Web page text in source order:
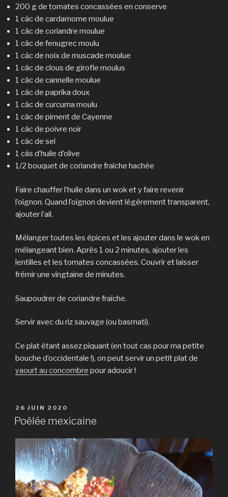
200 g de tomates concassées en conserve
1 càc de cardamome moulue
1 càc de coriandre moulue
1 càc de fenugrec moulu
1 càc de noix de muscade moulue
1 càc de clous de girofle moulus
1 càc de cannelle moulue
1 càc de paprika doux
1 càc de curcuma moulu
1 càc de piment de Cayenne
1 càc de poivre noir
1 càc de sel
1 càs d’huile d’olive
1/2 bouquet de coriandre fraîche hachée
Faire chauffer l’huile dans un wok et y faire revenir
l’oignon. Quand l’oignon devient légèrement transparent,
ajouter l’ail.
Mélanger toutes les épices et les ajouter dans le wok en
mélangeant bien. Après 1 ou 2 minutes, ajouter les
lentilles et les tomates concassées. Couvrir et laisser
frémir une vingtaine de minutes.
Saupoudrer de coriandre fraîche.
Servir avec du riz sauvage (ou basmati).
Ce plat étant assez piquant (en tout cas pour ma petite
bouche d’occidentale !), on peut servir un petit plat de
yaourt au concombre pour adoucir !
PUBLIÉ
LE
26 JUIN 2020
Poêlée mexicaine